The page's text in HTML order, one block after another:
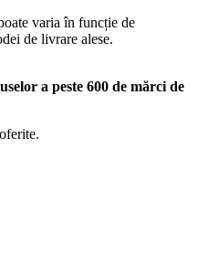
varia în funcție de
de livrare alese.
a peste 600 de mărci de